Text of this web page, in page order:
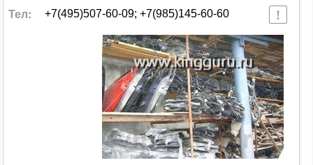
Тел: +7(495)507-60-09; +7(985)145-60-60